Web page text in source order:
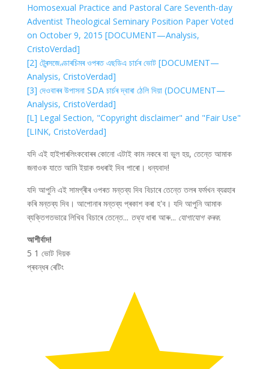
Homosexual Practice and Pastoral Care Seventh-day
Adventist Theological Seminary Position Paper Voted
on October 9, 2015 [DOCUMENT—Analysis,
CristoVerdad]
[2] ট্ৰেন্সজেণ্ডাৰচিমৰ ওপৰত এছডিএ চাৰ্চৰ ভোট [DOCUMENT—
Analysis, CristoVerdad]
[3] দেওবাৰৰ উপাসনা SDA চাৰ্চৰ দ্বাৰা ঠেলি দিয়া (DOCUMENT—
Analysis, CristoVerdad]
[L] Legal Section, "Copyright disclaimer" and "Fair Use"
[LINK, CristoVerdad]
যদি এই হাইপাৰলিংকবোৰৰ কোনো এটাই কাম নকৰে বা ভুল হয়, তেন্তে আমাক
জনাওক যাতে আমি ইয়াক শুধৰাই দিব পাৰো। ধন্যবাদ!
যদি আপুনি এই সামগ্ৰীৰ ওপৰত মন্তব্য দিব বিচাৰে তেন্তে তলৰ ফৰ্মখন ব্যৱহাৰ
কৰি মন্তব্য দিব। আপোনাৰ মন্তব্য প্ৰকাশ কৰা হ'ব। যদি আপুনি আমাক
ব্যক্তিগতভাৱে লিখিব বিচাৰে তেন্তে... তথ্যধাৰা আৰু... যোগাযোগ কৰক.
আশীৰ্বাদ!
5 1 ভোট দিয়ক
প্ৰবন্ধৰ ৰেটিং